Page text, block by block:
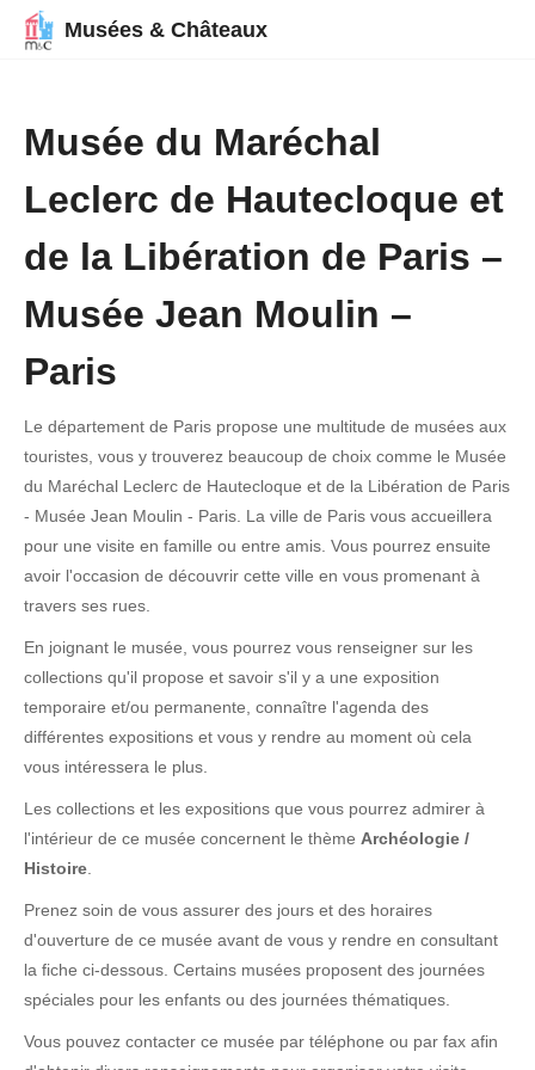
Musées & Châteaux
Musée du Maréchal
Leclerc de Hautecloque et
de la Libération de Paris –
Musée Jean Moulin –
Paris
Le département de Paris propose une multitude de musées aux
touristes, vous y trouverez beaucoup de choix comme le Musée
du Maréchal Leclerc de Hautecloque et de la Libération de Paris
- Musée Jean Moulin - Paris. La ville de Paris vous accueillera
pour une visite en famille ou entre amis. Vous pourrez ensuite
avoir l'occasion de découvrir cette ville en vous promenant à
travers ses rues.
En joignant le musée, vous pourrez vous renseigner sur les
collections qu'il propose et savoir s'il y a une exposition
temporaire et/ou permanente, connaître l'agenda des
différentes expositions et vous y rendre au moment où cela
vous intéressera le plus.
Les collections et les expositions que vous pourrez admirer à
l'intérieur de ce musée concernent le thème Archéologie /
Histoire
Prenez soin de vous assurer des jours et des horaires
d'ouverture de ce musée avant de vous y rendre en consultant
la fiche ci-dessous. Certains musées proposent des journées
spéciales pour les enfants ou des journées thématiques.
Vous pouvez contacter ce musée par téléphone ou par fax afin